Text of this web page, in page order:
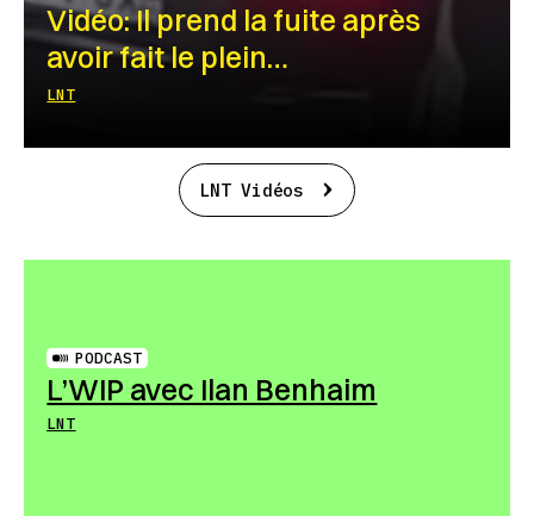
Vidéo: Il prend la fuite après
avoir fait le plein…
LNT
LNT Vidéos
PODCAST
L’WIP avec Ilan Benhaim
LNT